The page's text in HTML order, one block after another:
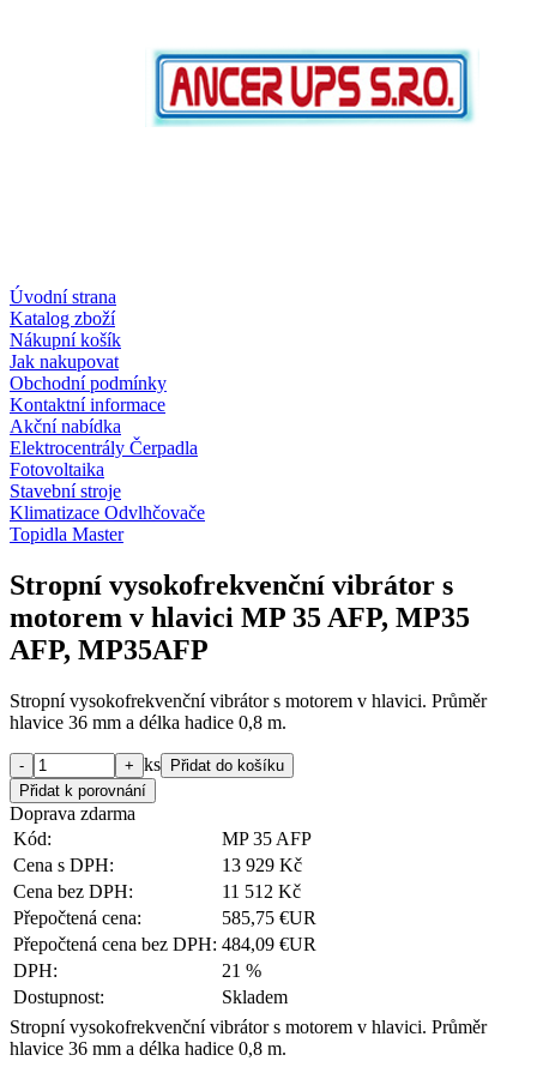
Úvodní strana
Katalog zboží
Nákupní košík
Jak nakupovat
Obchodní podmínky
Kontaktní informace
Akční nabídka
Elektrocentrály Čerpadla
Fotovoltaika
Stavební stroje
Klimatizace Odvlhčovače
Topidla Master
Stropní vysokofrekvenční vibrátor s
motorem v hlavici MP 35 AFP, MP35
AFP, MP35AFP
Stropní vysokofrekvenční vibrátor s motorem v hlavici. Průměr
hlavice 36 mm a délka hadice 0,8 m.
ks
Doprava zdarma
Kód:
MP 35 AFP
Cena s DPH:
13 929 Kč
Cena bez DPH:
11 512 Kč
Přepočtená cena:
585,75 €UR
Přepočtená cena bez DPH: 484,09 €UR
DPH:
21 %
Dostupnost:
Skladem
Stropní vysokofrekvenční vibrátor s motorem v hlavici. Průměr
hlavice 36 mm a délka hadice 0,8 m.